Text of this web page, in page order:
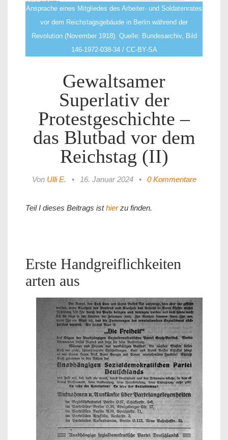
Ansprache eines Mitgliedes des Arbeiter- und Soldatenrates
vor dem Reichstagsgebäude in Berlin während der
Revolution (November 1918). Quelle: Bundesarchiv, Bild
146-1972-038-34 / CC-BY-SA
Gewaltsamer
Superlativ der
Protestgeschichte –
das Blutbad vor dem
Reichstag (II)
Von Ulli E. • 16. Januar 2024 • 0 Kommentare
Teil I dieses Beitrags isthierzu finden.
Erste Handgreiflichkeiten
arten aus